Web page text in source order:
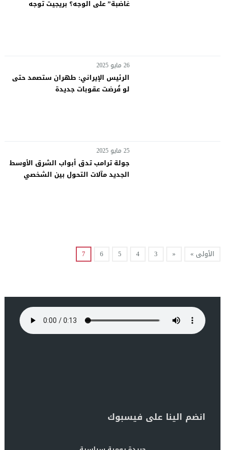
غاضبة” على الوجه؟ بريجيت توجه
26 مايو 2025
الرئيس الإيراني: طهران ستصمد حتى
لو فُرضت عقوبات جديدة
25 مايو 2025
جولة ترامب تدق أبواب الشرق الأوسط
الجديد مآلات التحول بين الشخصي
الأولى » «
3
4
5
6
7
انضم الينا على فيسبوك